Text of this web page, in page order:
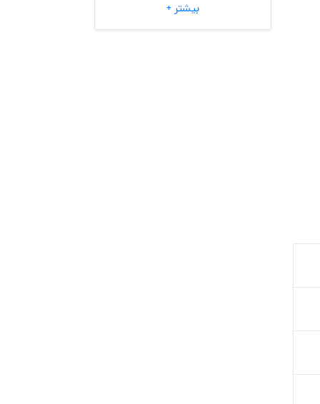
انتخاب مسیر شغلی
به‌روزرسانی‌های سایت
بیشتر +